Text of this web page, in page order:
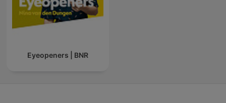
Eyeopeners | BNR